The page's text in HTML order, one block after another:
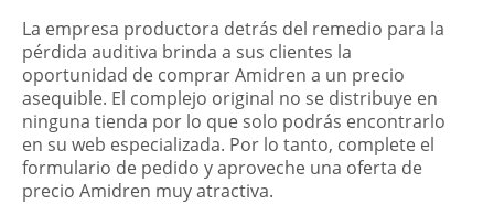
La empresa productora detrás del remedio para la
pérdida auditiva brinda a sus clientes la
oportunidad de comprar Amidren a un precio
asequible. El complejo original no se distribuye en
ninguna tienda por lo que solo podrás encontrarlo
en su web especializada. Por lo tanto, complete el
formulario de pedido y aproveche una oferta de
precio Amidren muy atractiva.